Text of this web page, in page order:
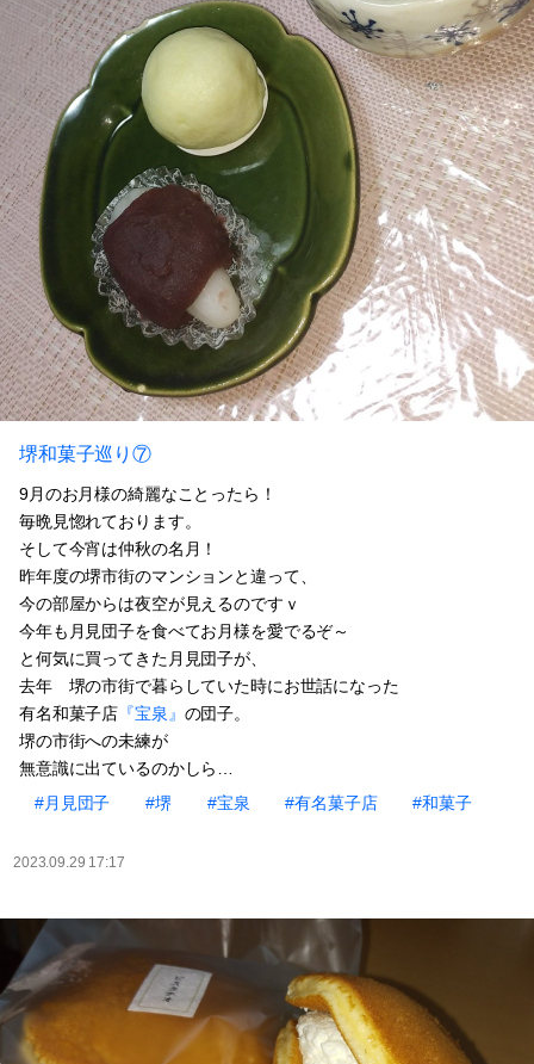
堺和菓子巡り⑦
9月のお月様の綺麗なことったら！
毎晩見惚れております。
そして今宵は仲秋の名月！
昨年度の堺市街のマンションと違って、
今の部屋からは夜空が見えるのですｖ
今年も月見団子を食べてお月様を愛でるぞ～
と何気に買ってきた月見団子が、
去年 堺の市街で暮らしていた時にお世話になった
有名和菓子店 『宝泉』 の団子。
堺の市街への未練が
無意識に出ているのかしら…
#月見団子
#堺 #宝泉 #有名菓子店 #和菓子
2023.09.29 17:17